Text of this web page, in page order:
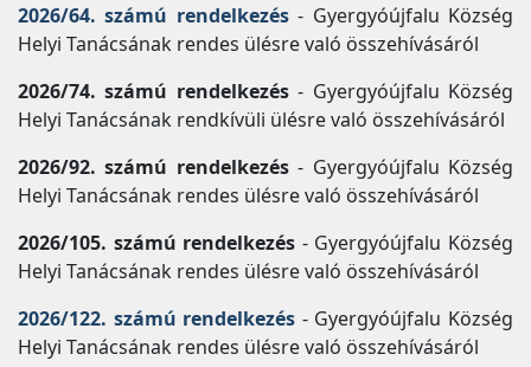
2026/64. számú rendelkezés- Gyergyóújfalu Község
Helyi Tanácsának rendes ülésre való összehívásáról
2026/74. számú rendelkezés- Gyergyóújfalu Község
Helyi Tanácsának rendkívüli ülésre való összehívásáról
2026/92. számú rendelkezés- Gyergyóújfalu Község
Helyi Tanácsának rendes ülésre való összehívásáról
2026/105. számú rendelkezés - Gyergyóújfalu Község
Helyi Tanácsának rendes ülésre való összehívásáról
2026/122. számú rendelkezés - Gyergyóújfalu Község
Helyi Tanácsának rendes ülésre való összehívásáról